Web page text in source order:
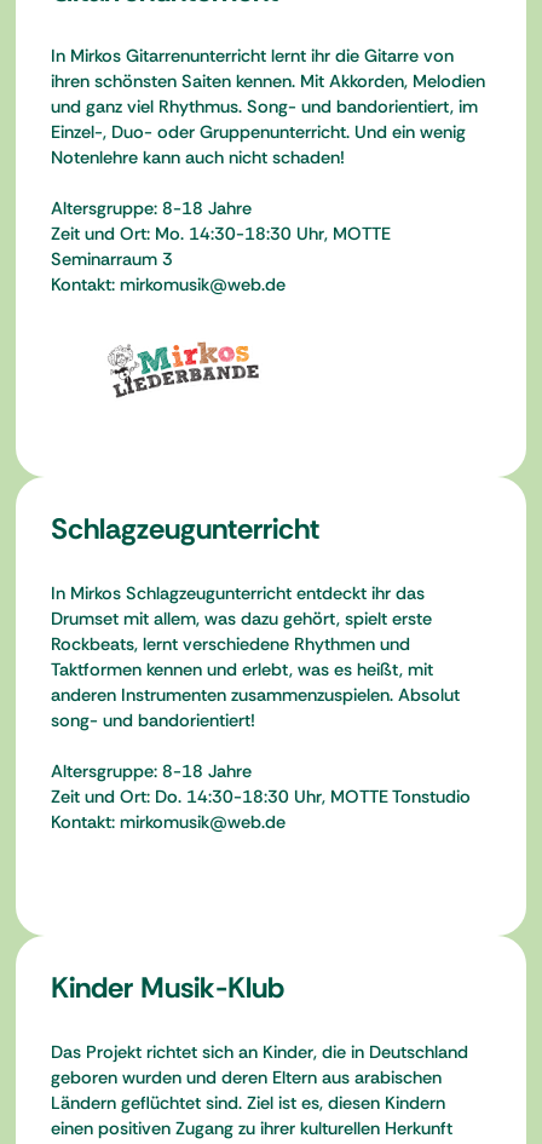
In Mirkos Gitarrenunterricht lernt ihr die Gitarre von
ihren schönsten Saiten kennen. Mit Akkorden, Melodien
und ganz viel Rhythmus. Song- und bandorientiert, im
Einzel-, Duo- oder Gruppenunterricht. Und ein wenig
Notenlehre kann auch nicht schaden!
Altersgruppe: 8-18 Jahre
Zeit und Ort: Mo. 14:30-18:30 Uhr, MOTTE
Seminarraum 3
Kontakt: mirkomusik@web.de
Schlagzeugunterricht
In Mirkos Schlagzeugunterricht entdeckt ihr das
Drumset mit allem, was dazu gehört, spielt erste
Rockbeats, lernt verschiedene Rhythmen und
Taktformen kennen und erlebt, was es heißt, mit
anderen Instrumenten zusammenzuspielen. Absolut
song- und bandorientiert!
Altersgruppe: 8-18 Jahre
Zeit und Ort: Do. 14:30-18:30 Uhr, MOTTE Tonstudio
Kontakt: mirkomusik@web.de
Kinder Musik-Klub
Das Projekt richtet sich an Kinder, die in Deutschland
geboren wurden und deren Eltern aus arabischen
Ländern geflüchtet sind. Ziel ist es, diesen Kindern
einen positiven Zugang zu ihrer kulturellen Herkunft